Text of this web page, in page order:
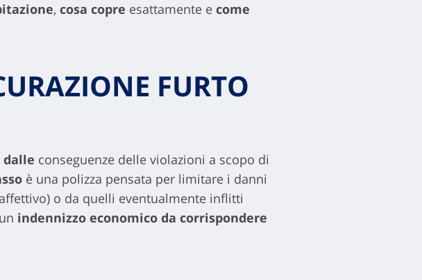
, cosa copre esattamente e come
FURTO
dalle conseguenze delle violazioni a scopo di
è una polizza pensata per limitare i danni
o da quelli eventualmente inflitti
indennizzo economico da corrispondere